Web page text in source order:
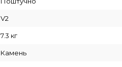
V2
7.3 кг
Камень